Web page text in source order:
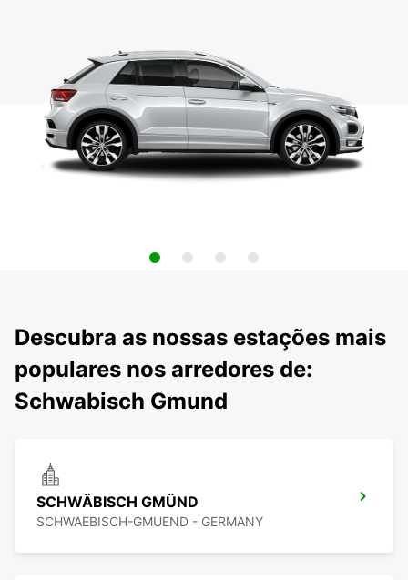
Descubra as nossas estações mais
populares nos arredores de:
Schwabisch Gmund
SCHWÄBISCH GMÜND
SCHWAEBISCH-GMUEND - GERMANY